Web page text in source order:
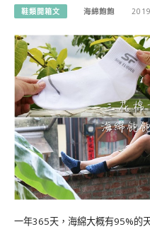
鞋類開箱文 海綿飽飽
一年365天，海綿大概有95%的